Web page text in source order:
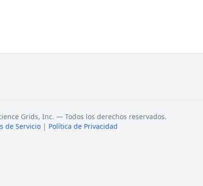
Grids, Inc. — Todos los derechos reservados.
de Servicio | Política de Privacidad